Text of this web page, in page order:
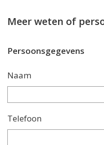
Meer weten of
Persoonsgegevens
Naam
Telefoon